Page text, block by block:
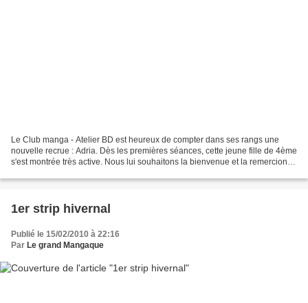
Le Club manga - Atelier BD est heureux de compter dans ses rangs une
nouvelle recrue : Adria. Dès les premières séances, cette jeune fille de 4ème
s'est montrée très active. Nous lui souhaitons la bienvenue et la remercions
1er strip hivernal
Publié le 15/02/2010 à 22:16
Par Le grand Mangaque